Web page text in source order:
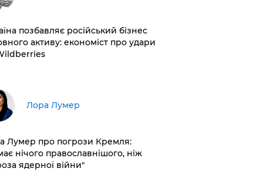
позбавляє російський бізнес
активу: економіст про удари
​Лора Лумер
Лумер про погрози Кремля:
нічого православнішого, ніж
ядерної війни"